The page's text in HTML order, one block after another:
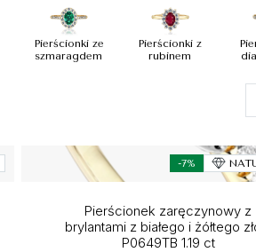
Pierścionki ze
szmaragdem
Pierścionki z
rubinem
-7%
Pierścionek zaręczynowy z
brylantami z białego i żółtego
P0649TB 1.19 ct